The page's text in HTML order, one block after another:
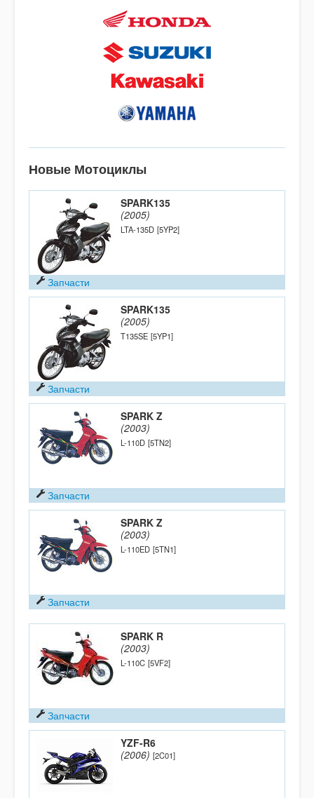
Новые Мотоциклы
SPARK135
(2005)
LTA-135D [5YP2]
Запчасти
SPARK135
(2005)
T135SE [5YP1]
Запчасти
SPARK Z
(2003)
L-110D [5TN2]
Запчасти
SPARK Z
(2003)
L-110ED [5TN1]
Запчасти
SPARK R
(2003)
L-110C [5VF2]
Запчасти
YZF-R6
(2006) [2C01]